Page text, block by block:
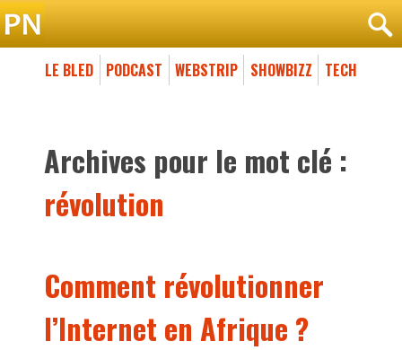
LE BLED PODCAST WEBSTRIP SHOWBIZZ TECH
Archives pour le mot clé :
révolution
Comment révolutionner
l’Internet en Afrique ?